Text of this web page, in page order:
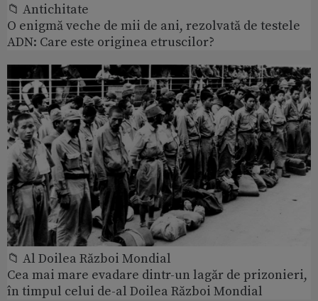
📁 Antichitate
O enigmă veche de mii de ani, rezolvată de testele
ADN: Care este originea etruscilor?
📁 Al Doilea Război Mondial
Cea mai mare evadare dintr-un lagăr de prizonieri,
în timpul celui de-al Doilea Război Mondial